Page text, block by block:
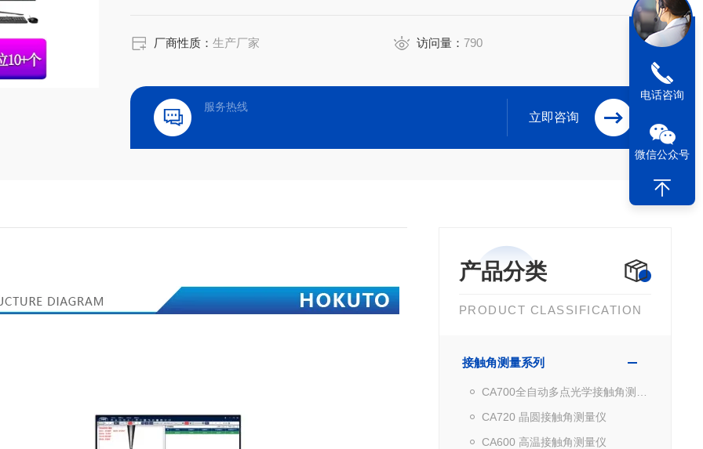
厂商性质：生产厂家 访问量： 790
服务热线
立即咨询
产品分类
PRODUCT CLASSIFICATION
接触角测量系列
CA720 晶圆接触角测量仪
CA600 高温接触角测量仪
电话咨询
微信公众号